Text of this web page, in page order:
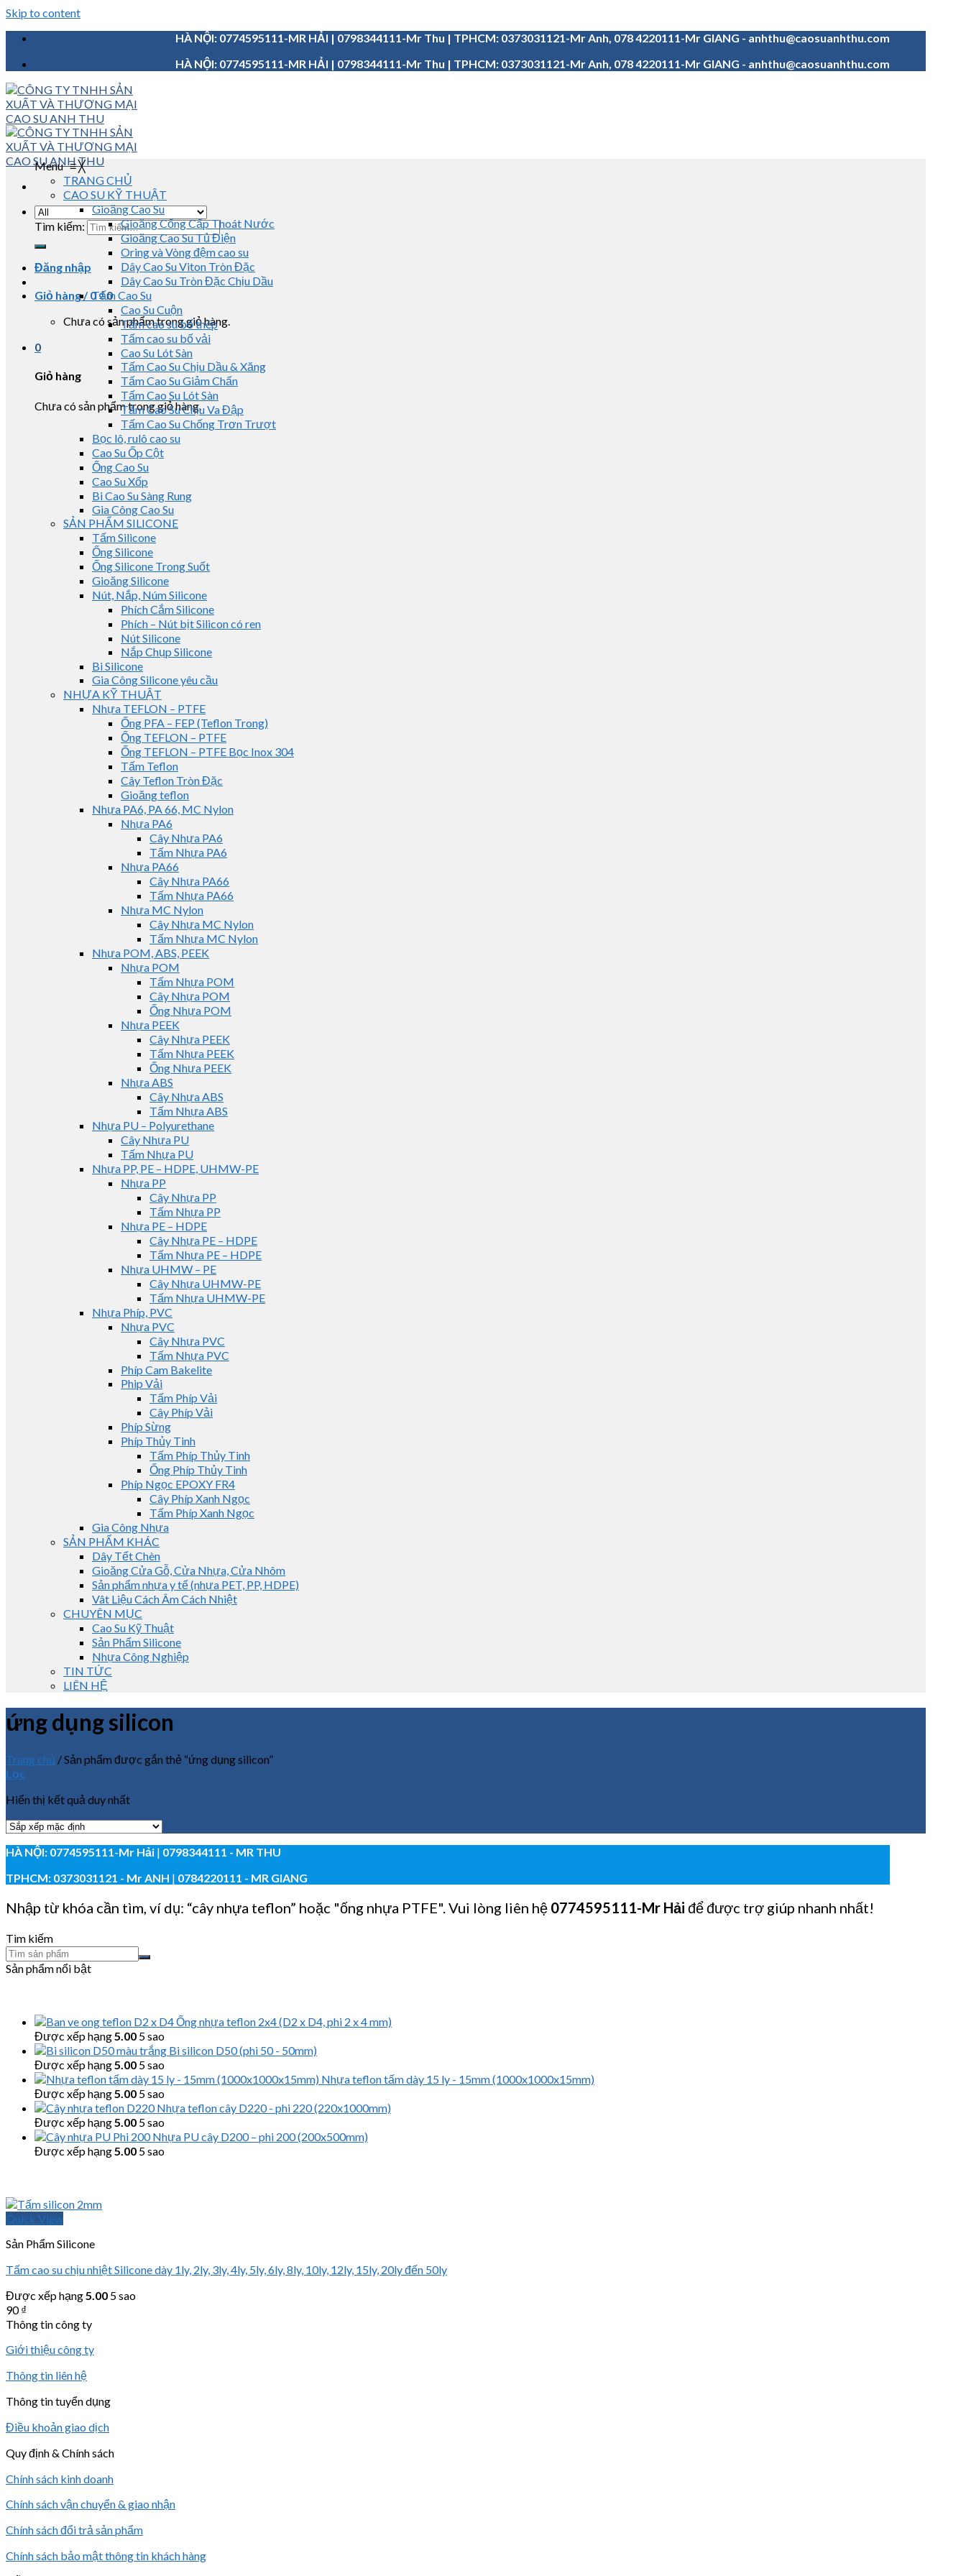
Skip to content
HÀ NỘI: 0774595111-MR HẢI | 0798344111-Mr Thu | TPHCM: 0373031121-Mr Anh, 078 4220111-Mr GIANG - anhthu@caosuanhthu.com
HÀ NỘI: 0774595111-MR HẢI | 0798344111-Mr Thu | TPHCM: 0373031121-Mr Anh, 078 4220111-Mr GIANG - anhthu@caosuanhthu.com
Tìm kiếm:
Đăng nhập
Giỏ hàng /0₫0
Chưa có sản phẩm trong giỏ hàng.
0
Giỏ hàng
Chưa có sản phẩm trong giỏ hàng.
Menu≡╳
TRANG CHỦ
CAO SU KỸ THUẬT
Gioăng Cao Su
Gioăng Cống Cấp Thoát Nước
Gioăng Cao Su Tủ Điện
Oring và Vòng đệm cao su
Dây Cao Su Viton Tròn Đặc
Dây Cao Su Tròn Đặc Chịu Dầu
Tấm Cao Su
Cao Su Cuộn
Tấm cao su bố thép
Tấm cao su bố vải
Cao Su Lót Sàn
Tấm Cao Su Chịu Dầu & Xăng
Tấm Cao Su Giảm Chấn
Tấm Cao Su Lót Sàn
Tấm Cao Su Chịu Va Đập
Tấm Cao Su Chống Trơn Trượt
Bọc lô, rulô cao su
Cao Su Ốp Cột
Ống Cao Su
Cao Su Xốp
Bi Cao Su Sàng Rung
Gia Công Cao Su
SẢN PHẨM SILICONE
Tấm Silicone
Ống Silicone
Ống Silicone Trong Suốt
Gioăng Silicone
Nút, Nắp, Núm Silicone
Phích Cắm Silicone
Phích – Nút bịt Silicon có ren
Nút Silicone
Nắp Chụp Silicone
Bi Silicone
Gia Công Silicone yêu cầu
NHỰA KỸ THUẬT
Nhựa TEFLON – PTFE
Ống PFA – FEP (Teflon Trong)
Ống TEFLON – PTFE
Ống TEFLON – PTFE Bọc Inox 304
Tấm Teflon
Cây Teflon Tròn Đặc
Gioăng teflon
Nhựa PA6, PA 66, MC Nylon
Nhựa PA6
Cây Nhựa PA6
Tấm Nhựa PA6
Nhựa PA66
Cây Nhựa PA66
Tấm Nhựa PA66
Nhựa MC Nylon
Cây Nhựa MC Nylon
Tấm Nhựa MC Nylon
Nhựa POM, ABS, PEEK
Nhựa POM
Tấm Nhựa POM
Cây Nhựa POM
Ống Nhựa POM
Nhựa PEEK
Cây Nhựa PEEK
Tấm Nhựa PEEK
Ống Nhựa PEEK
Nhựa ABS
Cây Nhựa ABS
Tấm Nhựa ABS
Nhựa PU – Polyurethane
Cây Nhựa PU
Tấm Nhựa PU
Nhựa PP, PE – HDPE, UHMW-PE
Nhựa PP
Cây Nhựa PP
Tấm Nhựa PP
Nhựa PE – HDPE
Cây Nhựa PE – HDPE
Tấm Nhựa PE – HDPE
Nhựa UHMW – PE
Cây Nhựa UHMW-PE
Tấm Nhựa UHMW-PE
Nhựa Phíp, PVC
Nhựa PVC
Cây Nhựa PVC
Tấm Nhựa PVC
Phíp Cam Bakelite
Phip Vải
Tấm Phíp Vải
Cây Phíp Vải
Phíp Sừng
Phíp Thủy Tinh
Tấm Phíp Thủy Tinh
Ống Phíp Thủy Tinh
Phíp Ngọc EPOXY FR4
Cây Phíp Xanh Ngọc
Tấm Phíp Xanh Ngọc
Gia Công Nhựa
SẢN PHẨM KHÁC
Dây Tết Chèn
Gioăng Cửa Gỗ, Cửa Nhựa, Cửa Nhôm
Sản phẩm nhựa y tế (nhựa PET, PP, HDPE)
Vât Liệu Cách Âm Cách Nhiệt
CHUYÊN MỤC
Cao Su Kỹ Thuật
Sản Phẩm Silicone
Nhựa Công Nghiệp
TIN TỨC
LIÊN HỆ
ứng dụng silicon
Trang chủ /Sản phẩm được gắn thẻ “ứng dụng silicon”
Lọc
Hiển thị kết quả duy nhất
HÀ NỘI: 0774595111-Mr Hải | 0798344111 - MR THU
TPHCM: 0373031121 - Mr ANH | 0784220111 - MR GIANG
Nhập từ khóa cần tìm, ví dụ: “cây nhựa teflon” hoặc "ống nhựa PTFE". Vui lòng liên hệ 0774595111-Mr Hải để được trợ giúp nhanh nhất!
Tìm kiếm
Sản phẩm nổi bật
Ống nhựa teflon 2x4 (D2 x D4, phi 2 x 4 mm)
Được xếp hạng5.00 5 sao
Bi silicon D50 (phi 50 - 50mm)
Được xếp hạng5.00 5 sao
Nhựa teflon tấm dày 15 ly - 15mm (1000x1000x15mm)
Được xếp hạng5.00 5 sao
Nhựa teflon cây D220 - phi 220 (220x1000mm)
Được xếp hạng5.00 5 sao
Nhựa PU cây D200 – phi 200 (200x500mm)
Được xếp hạng5.00 5 sao
Quick View
Sản Phẩm Silicone
Tấm cao su chịu nhiệt Silicone dày 1ly, 2ly, 3ly, 4ly, 5ly, 6ly, 8ly, 10ly, 12ly, 15ly, 20ly đến 50ly
Được xếp hạng5.00 5 sao
90₫
Thông tin công ty
Giới thiệu công ty
Thông tin liên hệ
Thông tin tuyển dụng
Điều khoản giao dịch
Quy định & Chính sách
Chính sách kinh doanh
Chính sách vận chuyển & giao nhận
Chính sách đổi trả sản phẩm
Chính sách bảo mật thông tin khách hàng